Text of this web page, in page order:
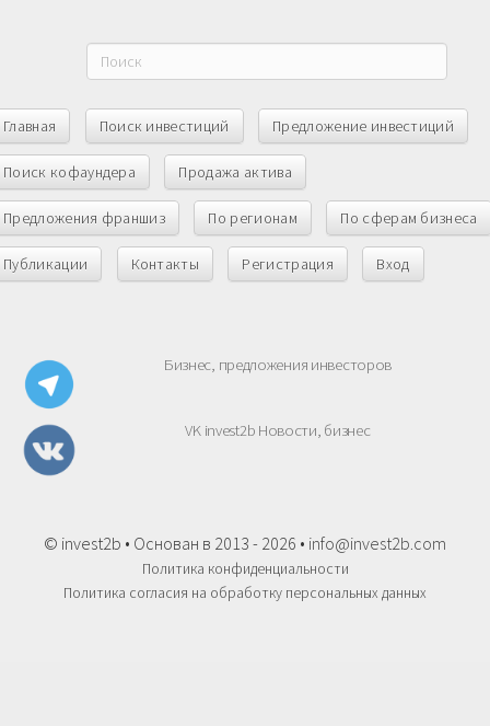
Главная Поиск инвестиций Предложение инвестиций
Поиск кофаундера Продажа актива
Предложения франшиз По регионам По сферам бизнеса
Публикации Контакты Регистрация Вход
Бизнес, предложения инвесторов
VK invest2b Новости, бизнес
© invest2b • Основан в 2013 - 2026 • info@invest2b.com
Политика конфиденциальности
Политика согласия на обработку персональных данных